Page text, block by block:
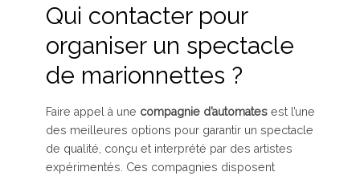
Qui contacter pour
organiser un spectacle
de marionnettes ?
Faire appel à une compagnie d’automates est l’une
des meilleures options pour garantir un spectacle
de qualité, conçu et interprété par des artistes
expérimentés. Ces compagnies disposent